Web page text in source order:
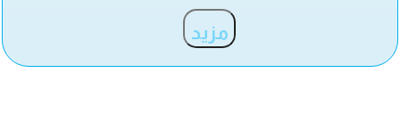
مزيد